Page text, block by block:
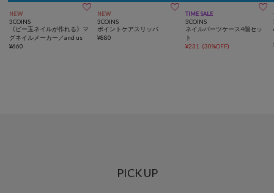
NEW 
3COINS
《ビー玉ネイルが作れる》マ
グネイルメーカー／and us
¥660
NEW 
3COINS
ポイントケアスリッパ
¥880
TIME SALE 
3COINS
ネイルパーツケース4個セッ
ト
¥231 (30%OFF)
PICK UP